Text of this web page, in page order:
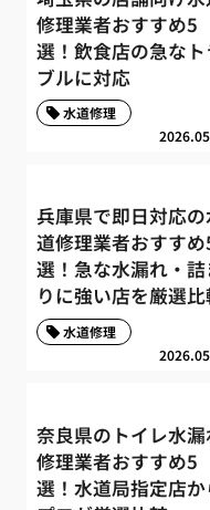
修理業者おすすめ5
選！飲食店の急なト
ブルに対応
水道修理
兵庫県で即日対応の
道修理業者おすすめ
選！急な水漏れ・詰
りに強い店を厳選
水道修理
奈良県のトイレ水
修理業者おすすめ5
選！水道局指定店か